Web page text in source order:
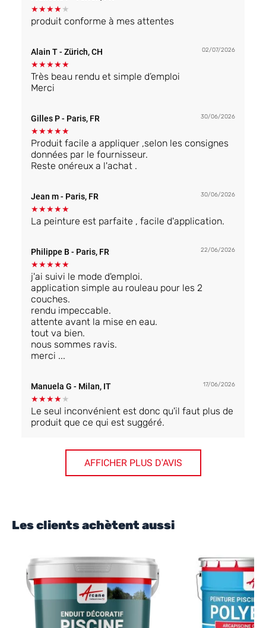
★★★★★
produit conforme à mes attentes
Alain T- Zürich, CH 02/07/2026
★★★★★
Très beau rendu et simple d’emploi
Merci
Gilles P- Paris, FR 30/06/2026
★★★★★
Produit facile a appliquer ,selon les consignes
données par le fournisseur.
Reste onéreux a l'achat .
Jean m- Paris, FR 30/06/2026
★★★★★
La peinture est parfaite , facile d'application.
Philippe B - Paris, FR 22/06/2026
★★★★★
j'ai suivi le mode d'emploi.
application simple au rouleau pour les 2
couches.
rendu impeccable.
attente avant la mise en eau.
tout va bien.
nous sommes ravis.
merci ...
Manuela G - Milan, IT 17/06/2026
★★★★★
Le seul inconvénient est donc qu'il faut plus de
produit que ce qui est suggéré.
AFFICHER PLUS D'AVIS
Les clients achètent aussi